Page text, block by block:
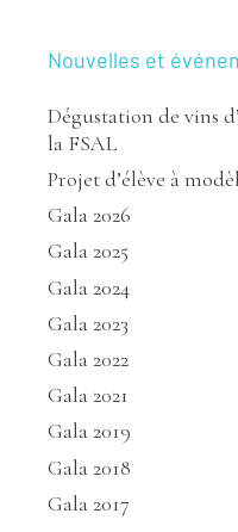
Nouvelles et
Dégustation de vins
la FSAL
Projet d’élève à
Gala 2026
Gala 2025
Gala 2024
Gala 2023
Gala 2022
Gala 2021
Gala 2019
Gala 2018
Gala 2017